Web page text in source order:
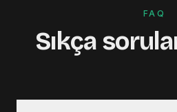
FAQ
Sıkça